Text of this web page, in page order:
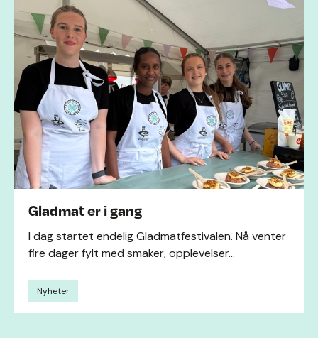
Gladmat er i gang
I dag startet endelig Gladmatfestivalen. Nå venter
fire dager fylt med smaker, opplevelser...
Nyheter